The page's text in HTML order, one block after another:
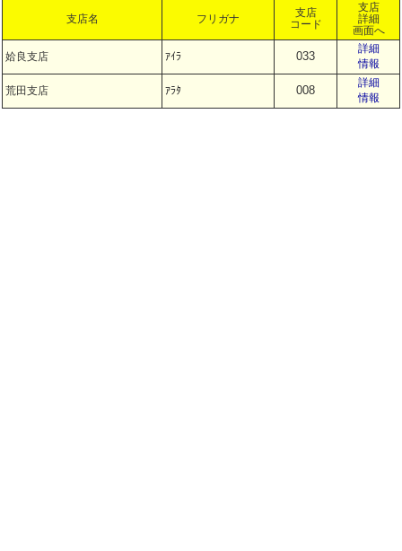
支店名 フリガナ
支店
コード
支店
詳細
画面へ
姶良支店 ｱｲﾗ 033
詳細
情報
荒田支店 ｱﾗﾀ 008
詳細
情報